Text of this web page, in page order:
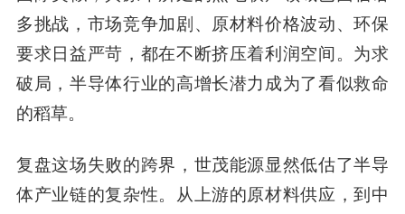
多挑战，市场竞争加剧、原材料价格波动、环保
要求日益严苛，都在不断挤压着利润空间。为求
破局，半导体行业的高增长潜力成为了看似救命
的稻草。
复盘这场失败的跨界，世茂能源显然低估了半导
体产业链的复杂性。从上游的原材料供应，到中